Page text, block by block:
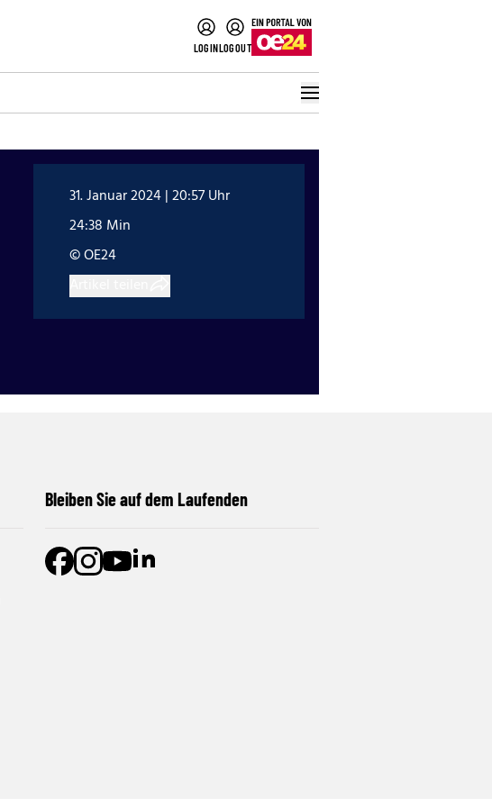
LOGINLOGOUT
31. Januar 2024 | 20:57 Uhr
24:38 Min
© OE24
Bleiben Sie auf dem Laufenden